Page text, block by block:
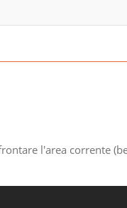
l'area corrente